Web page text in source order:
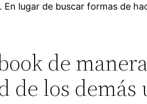
lugar de buscar formas de
de
los demás